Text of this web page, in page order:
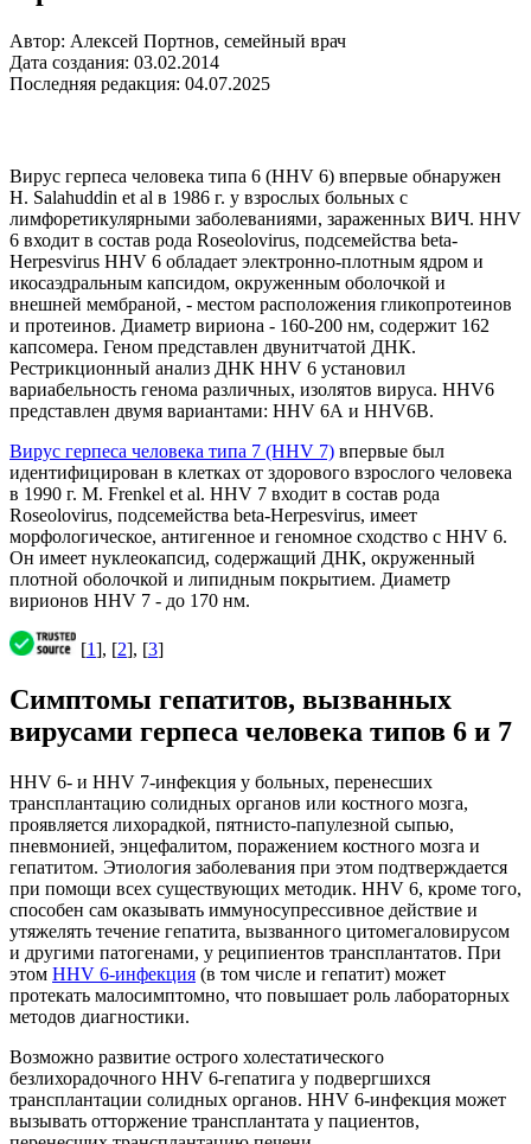
Автор: Алексей Портнов, семейный врач
Дата создания: 03.02.2014
Последняя редакция: 04.07.2025
Вирус герпеса человека типа 6 (HHV 6) впервые обнаружен
Н. Salahuddin et al в 1986 г. у взрослых больных с
лимфоретикулярными заболеваниями, зараженных ВИЧ. HHV
6 входит в состав рода Roseolovirus, подсемейства beta-
Herpesvirus HHV 6 обладает электронно-плотным ядром и
икосаэдральным капсидом, окруженным оболочкой и
внешней мембраной, - местом расположения гликопротеинов
и протеинов. Диаметр вириона - 160-200 нм, содержит 162
капсомера. Геном представлен двунитчатой ДНК.
Рестрикционный анализ ДНК HHV 6 установил
вариабельность генома различных, изолятов вируса. HHV6
представлен двумя вариантами: HHV 6А и HHV6B.
Вирус герпеса человека типа 7 (HHV 7) впервые был
идентифицирован в клетках от здорового взрослого человека
в 1990 г. М. Frenkel et al. HHV 7 входит в состав рода
Roseolovirus, подсемейства beta-Herpesvirus, имеет
морфологическое, антигенное и геномное сходство с HHV 6.
Он имеет нуклеокапсид, содержащий ДНК, окруженный
плотной оболочкой и липидным покрытием. Диаметр
вирионов HHV 7 - до 170 нм.
[1], [2], [3]
Симптомы гепатитов, вызванных
вирусами герпеса человека типов 6 и 7
HHV 6- и HHV 7-инфекция у больных, перенесших
трансплантацию солидных органов или костного мозга,
проявляется лихорадкой, пятнисто-папулезной сыпью,
пневмонией, энцефалитом, поражением костного мозга и
гепатитом. Этиология заболевания при этом подтверждается
при помощи всех существующих методик. HHV 6, кроме того,
способен сам оказывать иммуносупрессивное действие и
утяжелять течение гепатита, вызванного цитомегаловирусом
и другими патогенами, у реципиентов трансплантатов. При
этом HHV 6-инфекция (в том числе и гепатит) может
протекать малосимптомно, что повышает роль лабораторных
методов диагностики.
Возможно развитие острого холестатического
безлихорадочного HHV 6-гепатига у подвергшихся
трансплантации солидных органов. HHV 6-инфекция может
вызывать отторжение трансплантата у пациентов,